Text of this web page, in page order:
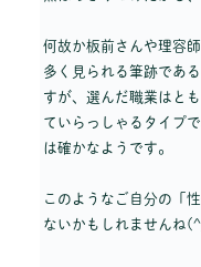
何故か板前さんや理容
多く見られる筆跡であ
すが、選んだ職業はと
ていらっしゃるタイプ
は確かなようです。
このようなご自分の「
ないかもしれませんね